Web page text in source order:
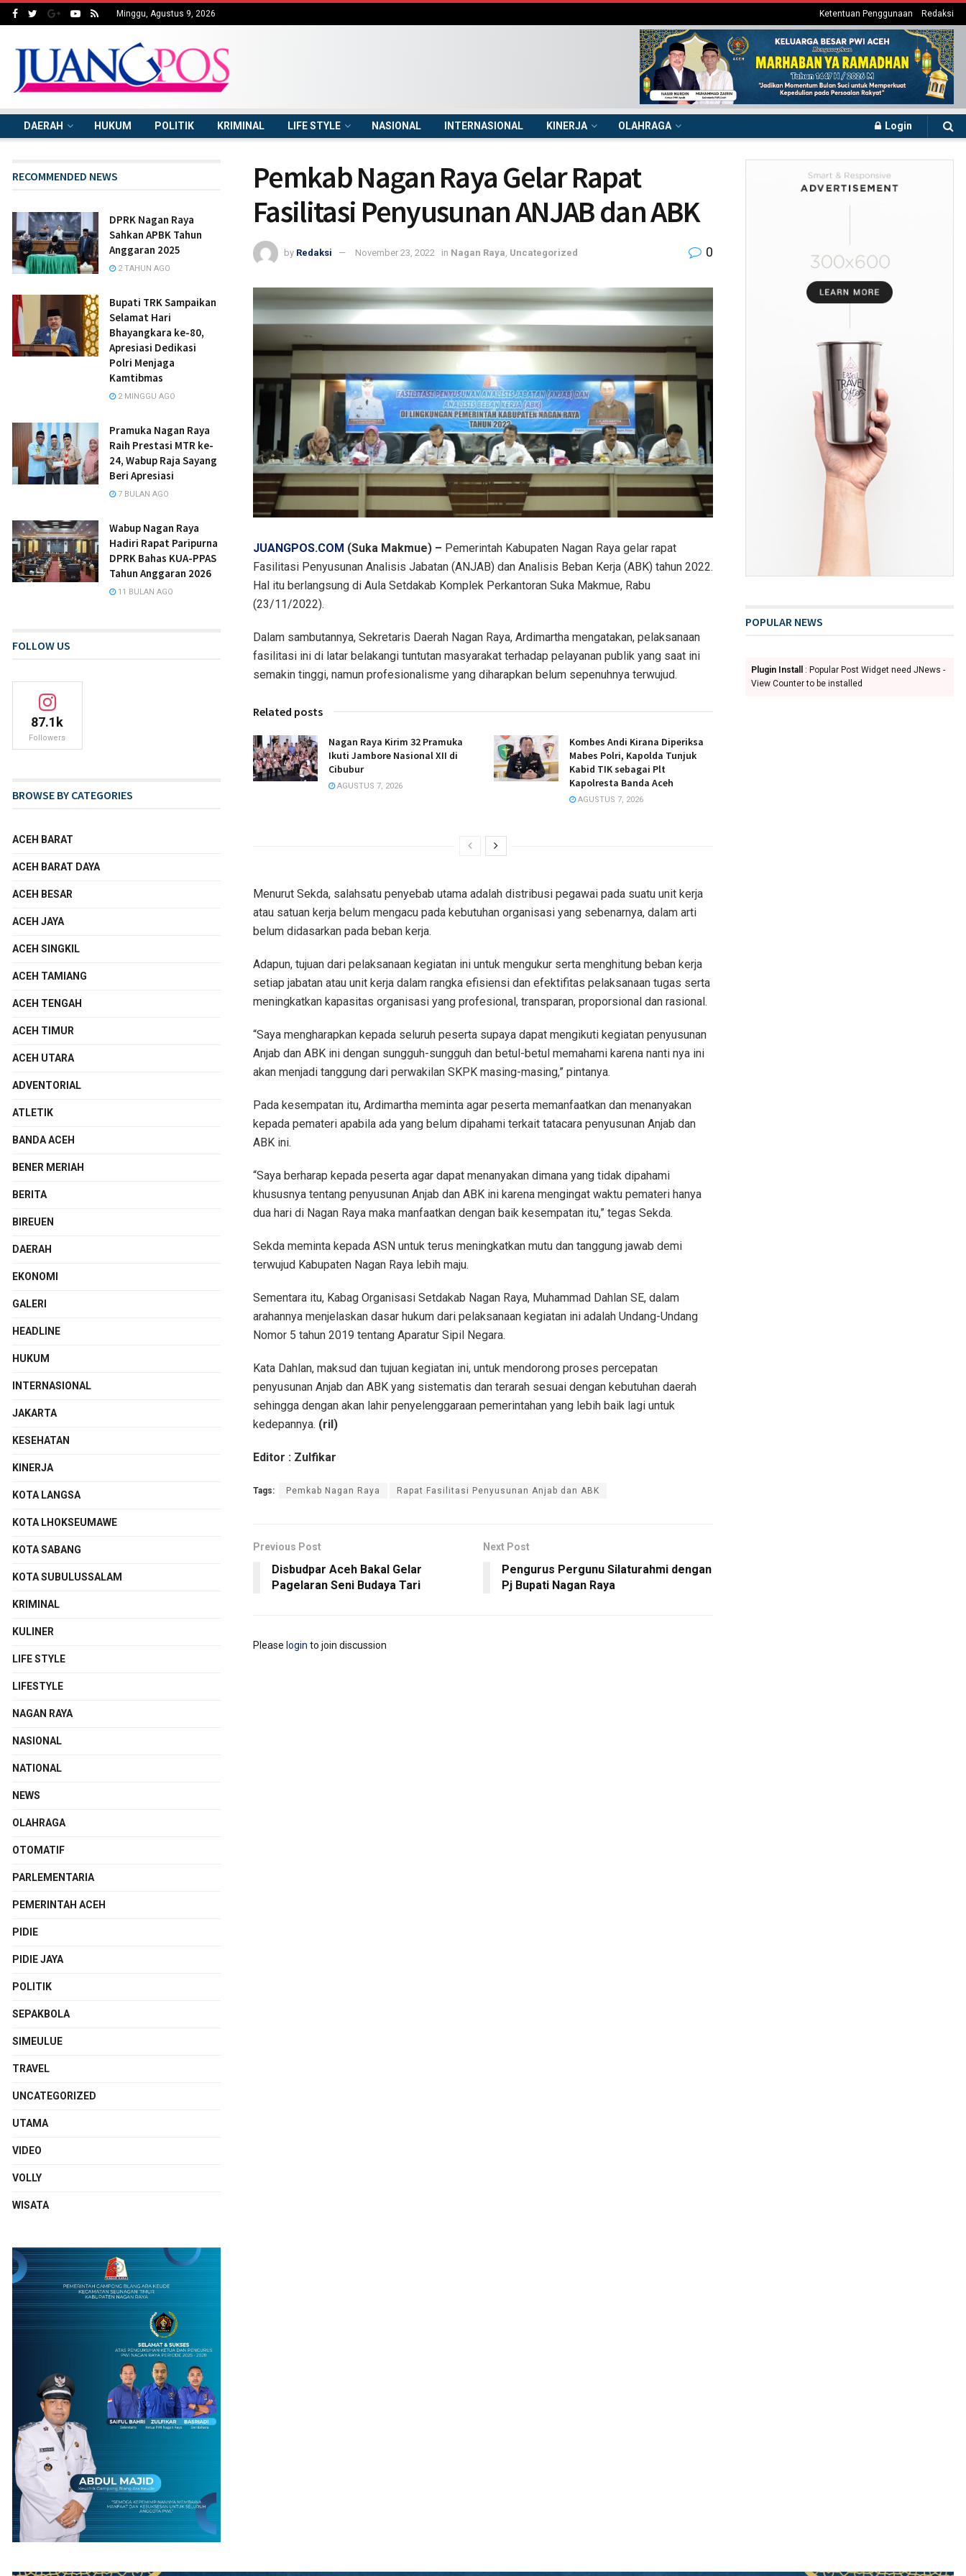
Minggu, Agustus 9, 2026 Ketentuan Penggunaan Redaksi
DAERAH HUKUM POLITIK KRIMINAL LIFE STYLE NASIONAL INTERNASIONAL KINERJA OLAHRAGA Login
Pemkab Nagan Raya Gelar Rapat
Fasilitasi Penyusunan ANJAB dan ABK
by Redaksi November 23, 2022 in Nagan Raya Uncategorized 0
JUANGPOS.COM (Suka Makmue) – Pemerintah Kabupaten Nagan Raya gelar rapat
Fasilitasi Penyusunan Analisis Jabatan (ANJAB) dan Analisis Beban Kerja (ABK) tahun 2022.
Hal itu berlangsung di Aula Setdakab Komplek Perkantoran Suka Makmue, Rabu
(23/11/2022).
Dalam sambutannya, Sekretaris Daerah Nagan Raya, Ardimartha mengatakan, pelaksanaan
fasilitasi ini di latar belakangi tuntutan masyarakat terhadap pelayanan publik yang saat ini
semakin tinggi, namun profesionalisme yang diharapkan belum sepenuhnya terwujud.
Related posts
Nagan Raya Kirim 32 Pramuka
Ikuti Jambore Nasional XII di
Cibubur
AGUSTUS 7, 2026
Kombes Andi Kirana Diperiksa
Mabes Polri, Kapolda Tunjuk
Kabid TIK sebagai Plt
Kapolresta Banda Aceh
AGUSTUS 7, 2026
Menurut Sekda, salahsatu penyebab utama adalah distribusi pegawai pada suatu unit kerja
atau satuan kerja belum mengacu pada kebutuhan organisasi yang sebenarnya, dalam arti
belum didasarkan pada beban kerja.
Adapun, tujuan dari pelaksanaan kegiatan ini untuk mengukur serta menghitung beban kerja
setiap jabatan atau unit kerja dalam rangka efisiensi dan efektifitas pelaksanaan tugas serta
meningkatkan kapasitas organisasi yang profesional, transparan, proporsional dan rasional.
“Saya mengharapkan kepada seluruh peserta supaya dapat mengikuti kegiatan penyusunan
Anjab dan ABK ini dengan sungguh-sungguh dan betul-betul memahami karena nanti nya ini
akan menjadi tanggung dari perwakilan SKPK masing-masing,” pintanya.
Pada kesempatan itu, Ardimartha meminta agar peserta memanfaatkan dan menanyakan
kepada pemateri apabila ada yang belum dipahami terkait tatacara penyusunan Anjab dan
ABK ini.
“Saya berharap kepada peserta agar dapat menanyakan dimana yang tidak dipahami
khususnya tentang penyusunan Anjab dan ABK ini karena mengingat waktu pemateri hanya
dua hari di Nagan Raya maka manfaatkan dengan baik kesempatan itu,” tegas Sekda.
Sekda meminta kepada ASN untuk terus meningkatkan mutu dan tanggung jawab demi
terwujud Kabupaten Nagan Raya lebih maju.
Sementara itu, Kabag Organisasi Setdakab Nagan Raya, Muhammad Dahlan SE, dalam
arahannya menjelaskan dasar hukum dari pelaksanaan kegiatan ini adalah Undang-Undang
Nomor 5 tahun 2019 tentang Aparatur Sipil Negara.
Kata Dahlan, maksud dan tujuan kegiatan ini, untuk mendorong proses percepatan
penyusunan Anjab dan ABK yang sistematis dan terarah sesuai dengan kebutuhan daerah
sehingga dengan akan lahir penyelenggaraan pemerintahan yang lebih baik lagi untuk
kedepannya. (ril)
Editor : Zulfikar
Tags: Pemkab Nagan Raya Rapat Fasilitasi Penyusunan Anjab dan ABK
Previous Post
Disbudpar Aceh Bakal Gelar
Pagelaran Seni Budaya Tari
Next Post
Pengurus Pergunu Silaturahmi dengan
Pj Bupati Nagan Raya
Please login to join discussion
RECOMMENDED NEWS
DPRK Nagan Raya
Sahkan APBK Tahun
Anggaran 2025
2 TAHUN AGO
Bupati TRK Sampaikan
Selamat Hari
Bhayangkara ke-80,
Apresiasi Dedikasi
Polri Menjaga
Kamtibmas
2 MINGGU AGO
Pramuka Nagan Raya
Raih Prestasi MTR ke-
24, Wabup Raja Sayang
Beri Apresiasi
7 BULAN AGO
Wabup Nagan Raya
Hadiri Rapat Paripurna
DPRK Bahas KUA-PPAS
Tahun Anggaran 2026
11 BULAN AGO
FOLLOW US
87.1k
Followers
BROWSE BY CATEGORIES
ACEH BARAT
ACEH BARAT DAYA
ACEH BESAR
ACEH JAYA
ACEH SINGKIL
ACEH TAMIANG
ACEH TENGAH
ACEH TIMUR
ACEH UTARA
ADVENTORIAL
ATLETIK
BANDA ACEH
BENER MERIAH
BERITA
BIREUEN
DAERAH
EKONOMI
GALERI
HEADLINE
HUKUM
INTERNASIONAL
JAKARTA
KESEHATAN
KINERJA
KOTA LANGSA
KOTA LHOKSEUMAWE
KOTA SABANG
KOTA SUBULUSSALAM
KRIMINAL
KULINER
LIFE STYLE
LIFESTYLE
NAGAN RAYA
NASIONAL
NATIONAL
NEWS
OLAHRAGA
OTOMATIF
PARLEMENTARIA
PEMERINTAH ACEH
PIDIE
PIDIE JAYA
POLITIK
SEPAKBOLA
SIMEULUE
TRAVEL
UNCATEGORIZED
UTAMA
VIDEO
VOLLY
WISATA
POPULAR NEWS
Plugin Install
: Popular Post Widget need JNews -
View Counter to be installed